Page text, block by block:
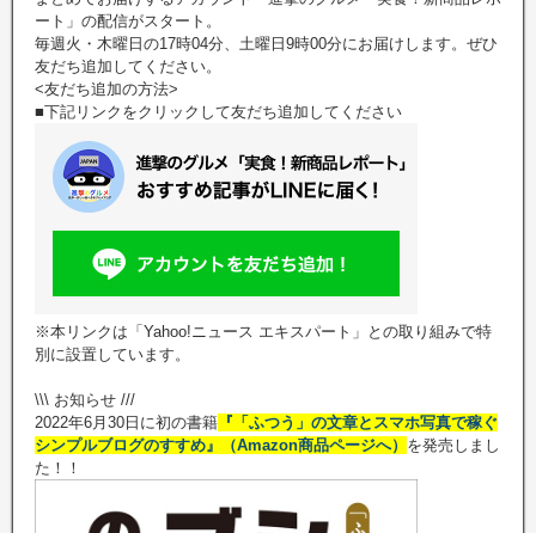
ート」の配信がスタート。
毎週火・木曜日の17時04分、土曜日9時00分にお届けします。ぜひ
友だち追加してください。
<友だち追加の方法>
■下記リンクをクリックして友だち追加してください
※本リンクは「Yahoo!ニュース エキスパート」との取り組みで特
別に設置しています。
\\\ お知らせ ///
2022年6月30日に初の書籍 『「ふつう」の文章とスマホ写真で稼ぐ
シンプルブログのすすめ』（Amazon商品ページへ） を発売しまし
た！！